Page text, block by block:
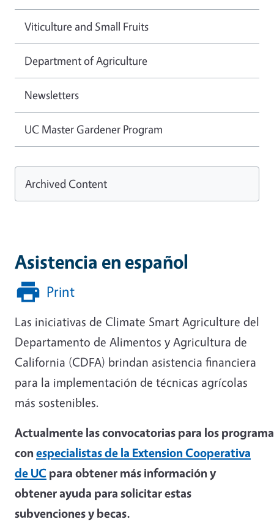
Asistencia en español
Print
Las iniciativas de Climate Smart Agriculture del
Departamento de Alimentos y Agricultura de
California (CDFA) brindan asistencia financiera
para la implementación de técnicas agrícolas
más sostenibles.
Actualmente las convocatorias para los
con especialistas de la Extension Cooperativa
de UC para obtener más información y
obtener ayuda para solicitar estas
subvenciones y becas.
Viticulture and Small Fruits
Department of Agriculture
Newsletters
UC Master Gardener Program
Archived Content